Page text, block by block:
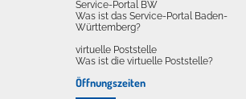
Service-Portal BW
Was ist das Service-Portal Baden-
Württemberg?
virtuelle Poststelle
Was ist die virtuelle Poststelle?
Öffnungszeiten